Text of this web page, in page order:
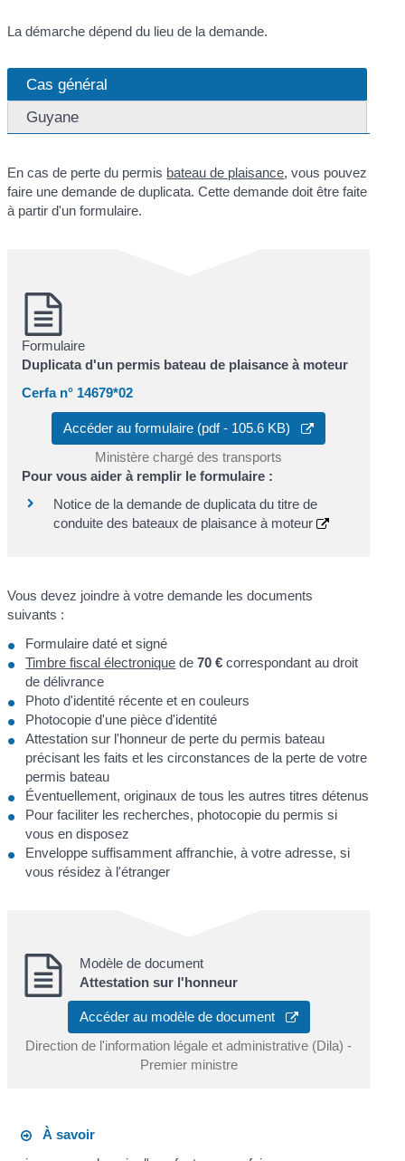
La démarche dépend du lieu de la demande.
Cas général
Guyane
En cas de perte du permis bateau de plaisance, vous pouvez
faire une demande de duplicata. Cette demande doit être faite
à partir d'un formulaire.
Formulaire
Duplicata d'un permis bateau de plaisance à moteur
Cerfa n° 14679*02
Accéder au formulaire (pdf - 105.6 KB)
Ministère chargé des transports
Pour vous aider à remplir le formulaire :
Notice de la demande de duplicata du titre de
conduite des bateaux de plaisance à moteur
Vous devez joindre à votre demande les documents
suivants :
Formulaire daté et signé
Timbre fiscal électronique de70 € correspondant au droit
de délivrance
Photo d'identité récente et en couleurs
Photocopie d'une pièce d'identité
Attestation sur l'honneur de perte du permis bateau
précisant les faits et les circonstances de la perte de votre
permis bateau
Éventuellement, originaux de tous les autres titres détenus
Pour faciliter les recherches, photocopie du permis si
vous en disposez
Enveloppe suffisamment affranchie, à votre adresse, si
vous résidez à l'étranger
Modèle de document
Attestation sur l'honneur
Accéder au modèle de document
Direction de l'information légale et administrative (Dila) -
Premier ministre
À savoir